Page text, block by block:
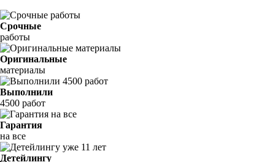
Срочные
работы
Оригинальные
материалы
Выполнили
4500 работ
Гарантия
на все
Детейлингу